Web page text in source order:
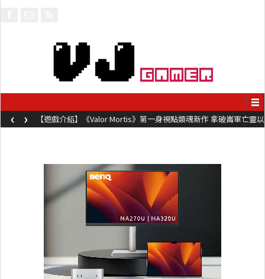
【遊戲介紹】《Valor Mortis》第一身視點類魂新作 拿破崙軍亡靈以
槍械劍與魔法殺敵
‹ ›